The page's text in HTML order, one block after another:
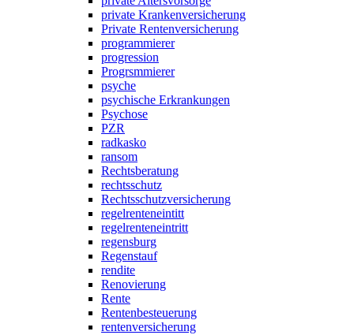
private Krankenversicherung
Private Rentenversicherung
programmierer
progression
Progrsmmierer
psyche
psychische Erkrankungen
Psychose
PZR
radkasko
ransom
Rechtsberatung
rechtsschutz
Rechtsschutzversicherung
regelrenteneintitt
regelrenteneintritt
regensburg
Regenstauf
rendite
Renovierung
Rente
Rentenbesteuerung
rentenversicherung